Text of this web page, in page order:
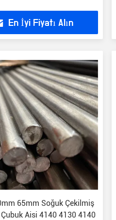
En İyi Fiyatı Alın
65mm Soğuk Çekilmiş
Aisi 4140 4130 4140